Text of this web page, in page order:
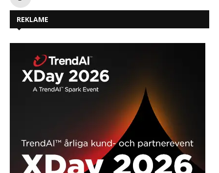
REKLAME